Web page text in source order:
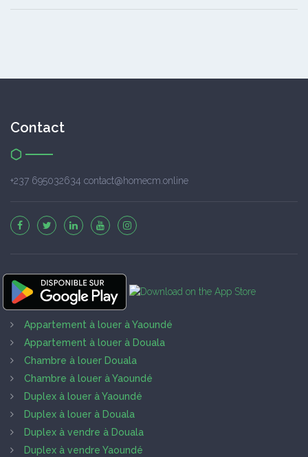
Contact
+237 695032634 contact@homecm.online
Appartement à louer à Yaoundé
Appartement à louer à Douala
Chambre à louer Douala
Chambre à louer à Yaoundé
Duplex à louer à Yaoundé
Duplex à louer à Douala
Duplex à vendre à Douala
Duplex à vendre Yaoundé